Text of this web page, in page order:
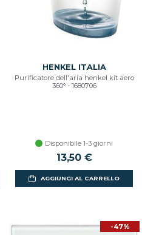
HENKEL ITALIA
Purificatore dell'aria henkel kit aero
360° - 1680706
Disponibile 1-3 giorni
13,50 €
AGGIUNGI AL CARRELLO
-47%